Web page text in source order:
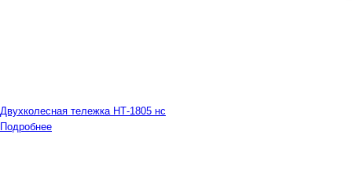
Двухколесная тележка НТ-1805 нс
Подробнее